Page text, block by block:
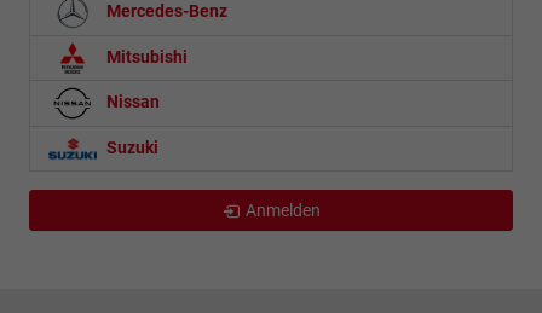
Mercedes-Benz
Mitsubishi
Nissan
Suzuki
Anmelden